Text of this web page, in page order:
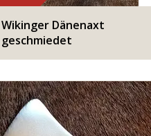
Wikinger Dänenaxt
geschmiedet